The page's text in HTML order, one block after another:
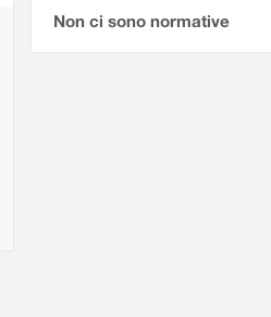
Non ci sono normative